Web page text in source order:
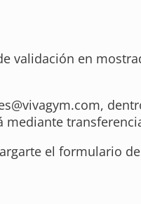
validación en
,
mediante
el formulario